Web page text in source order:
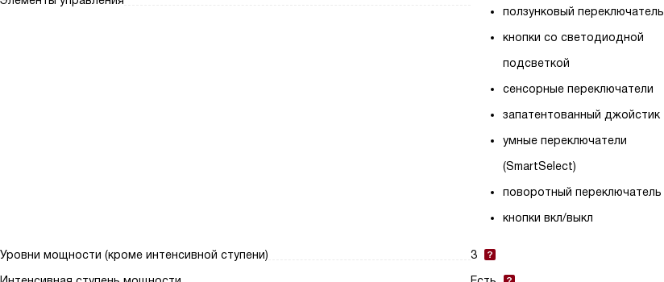
ползунковый переключатель
кнопки со светодиодной
подсветкой
сенсорные переключатели
запатентованный джойстик
умные переключатели
(SmartSelect)
поворотный переключатель
кнопки вкл/выкл
Уровни мощности (кроме интенсивной ступени)
3